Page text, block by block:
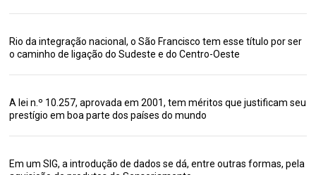
Rio da integração nacional, o São Francisco tem esse título por ser
o caminho de ligação do Sudeste e do Centro-Oeste
A lei n.º 10.257, aprovada em 2001, tem méritos que justificam seu
prestígio em boa parte dos países do mundo
Em um SIG, a introdução de dados se dá, entre outras formas, pela